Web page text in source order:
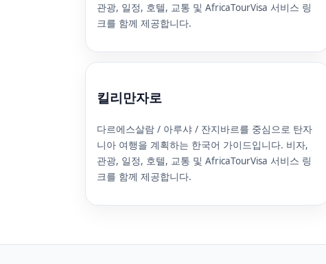
관광, 일정, 호텔, 교통 및 AfricaTourVisa 서비스 링
크를 함께 제공합니다.
킬리만자로
다르에스살람 / 아루샤 / 잔지바르를 중심으로 탄자
니아 여행을 계획하는 한국어 가이드입니다. 비자,
관광, 일정, 호텔, 교통 및 AfricaTourVisa 서비스 링
크를 함께 제공합니다.